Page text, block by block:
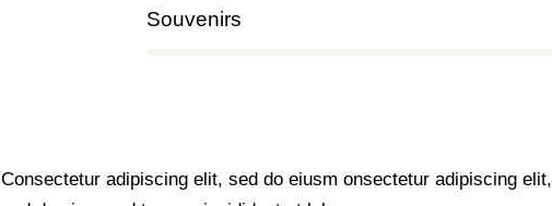
Souvenirs
Consectetur adipiscing elit, sed do eiusm onsectetur adipiscing elit,